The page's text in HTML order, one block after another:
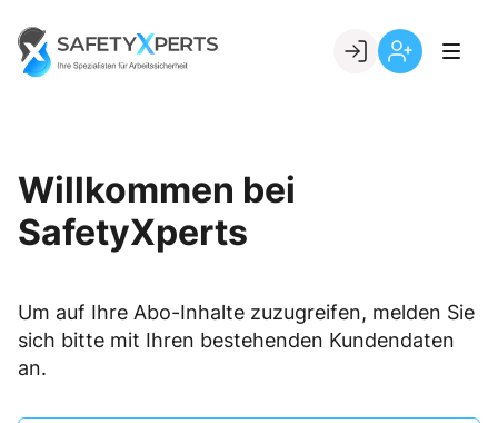
content
Go to landing page.
Willkommen bei
SafetyXperts
Um auf Ihre Abo-Inhalte zuzugreifen, melden Sie
sich bitte mit Ihren bestehenden Kundendaten
an.